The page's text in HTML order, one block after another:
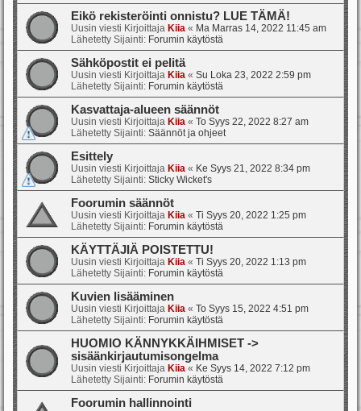
Eikö rekisteröinti onnistu? LUE TÄMÄ!
Uusin viesti Kirjoittaja Kiia « Ma Marras 14, 2022 11:45 am
Lähetetty Sijainti: Forumin käytöstä
Sähköpostit ei pelitä
Uusin viesti Kirjoittaja Kiia « Su Loka 23, 2022 2:59 pm
Lähetetty Sijainti: Forumin käytöstä
Kasvattaja-alueen säännöt
Uusin viesti Kirjoittaja Kiia « To Syys 22, 2022 8:27 am
Lähetetty Sijainti: Säännöt ja ohjeet
Esittely
Uusin viesti Kirjoittaja Kiia « Ke Syys 21, 2022 8:34 pm
Lähetetty Sijainti: Sticky Wicket's
Foorumin säännöt
Uusin viesti Kirjoittaja Kiia « Ti Syys 20, 2022 1:25 pm
Lähetetty Sijainti: Forumin käytöstä
KÄYTTÄJIÄ POISTETTU!
Uusin viesti Kirjoittaja Kiia « Ti Syys 20, 2022 1:13 pm
Lähetetty Sijainti: Forumin käytöstä
Kuvien lisääminen
Uusin viesti Kirjoittaja Kiia « To Syys 15, 2022 4:51 pm
Lähetetty Sijainti: Forumin käytöstä
HUOMIO KÄNNYKKÄIHMISET ->
sisäänkirjautumisongelma
Uusin viesti Kirjoittaja Kiia « Ke Syys 14, 2022 7:12 pm
Lähetetty Sijainti: Forumin käytöstä
Foorumin hallinnointi